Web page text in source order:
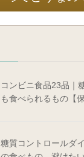
コンビニ食品23品｜
も食べられるもの【保
糖質コントロールダ